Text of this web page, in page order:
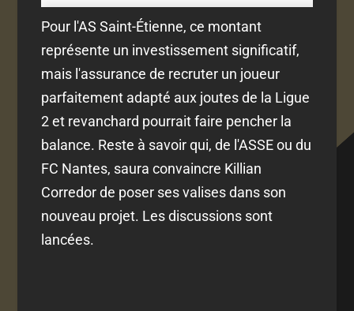
Pour l'AS Saint-Étienne, ce montant
représente un investissement significatif,
mais l'assurance de recruter un joueur
parfaitement adapté aux joutes de la Ligue
2 et revanchard pourrait faire pencher la
balance. Reste à savoir qui, de l'ASSE ou du
FC Nantes, saura convaincre Killian
Corredor de poser ses valises dans son
nouveau projet. Les discussions sont
lancées.